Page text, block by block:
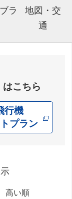
ラ
地図・交
通
はこちら
行機
プラン
高い順